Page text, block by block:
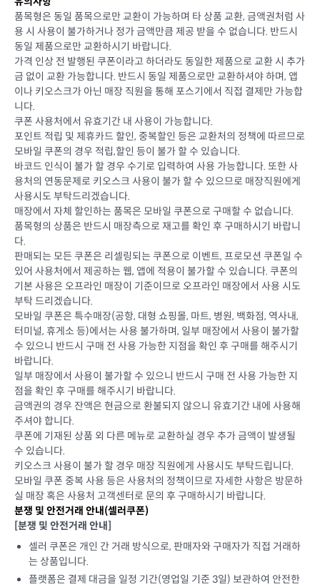
품목형은 동일 품목으로만 교환이 가능하며 타 상품 교환, 금액권처럼 사
용 시 사용이 불가하거나 정가 금액만큼 제공 받을 수 없습니다. 반드시
동일 제품으로만 교환하시기 바랍니다.
가격 인상 전 발행된 쿠폰이라고 하더라도 동일한 제품으로 교환 시 추가
금 없이 교환 가능합니다. 반드시 동일 제품으로만 교환하셔야 하며, 앱
이나 키오스크가 아닌 매장 직원을 통해 포스기에서 직접 결제만 가능합
니다.
쿠폰 사용처에서 유효기간 내 사용이 가능합니다.
포인트 적립 및 제휴카드 할인, 중복할인 등은 교환처의 정책에 따르므로
모바일 쿠폰의 경우 적립,할인 등이 불가 할 수 있습니다.
바코드 인식이 불가 할 경우 수기로 입력하여 사용 가능합니다. 또한 사
용처의 연동문제로 키오스크 사용이 불가 할 수 있으므로 매장직원에게
사용시도 부탁드리겠습니다.
매장에서 자체 할인하는 품목은 모바일 쿠폰으로 구매할 수 없습니다.
품목형의 상품은 반드시 매장측으로 재고를 확인 후 구매하시기 바랍니
다.
판매되는 모든 쿠폰은 리셀링되는 쿠폰으로 이벤트, 프로모션 쿠폰일 수
있어 사용처에서 제공하는 웹, 앱에 적용이 불가할 수 있습니다. 쿠폰의
기본 사용은 오프라인 매장이 기준이므로 오프라인 매장에서 사용 시도
부탁 드리겠습니다.
모바일 쿠폰은 특수매장(공항, 대형 쇼핑몰, 마트, 병원, 백화점, 역사내,
터미널, 휴게소 등)에서는 사용 불가하며, 일부 매장에서 사용이 불가할
수 있으니 반드시 구매 전 사용 가능한 지점을 확인 후 구매를 해주시기
바랍니다.
일부 매장에서 사용이 불가할 수 있으니 반드시 구매 전 사용 가능한 지
점을 확인 후 구매를 해주시기 바랍니다.
금액권의 경우 잔액은 현금으로 환불되지 않으니 유효기간 내에 사용해
주셔야 합니다.
쿠폰에 기재된 상품 외 다른 메뉴로 교환하실 경우 추가 금액이 발생될
수 있습니다.
키오스크 사용이 불가 할 경우 매장 직원에게 사용시도 부탁드립니다.
모바일 쿠폰 중복 사용 등은 사용처의 정책이므로 자세한 사항은 방문하
실 매장 혹은 사용처 고객센터로 문의 후 구매하시기 바랍니다.
분쟁 및 안전거래 안내(셀러쿠폰)
[분쟁 및 안전거래 안내]
셀러 쿠폰은 개인 간 거래 방식으로, 판매자와 구매자가 직접 거래하
는 상품입니다.
플랫폼은 결제 대금을 일정 기간(영업일 기준 3일) 보관하여 안전한